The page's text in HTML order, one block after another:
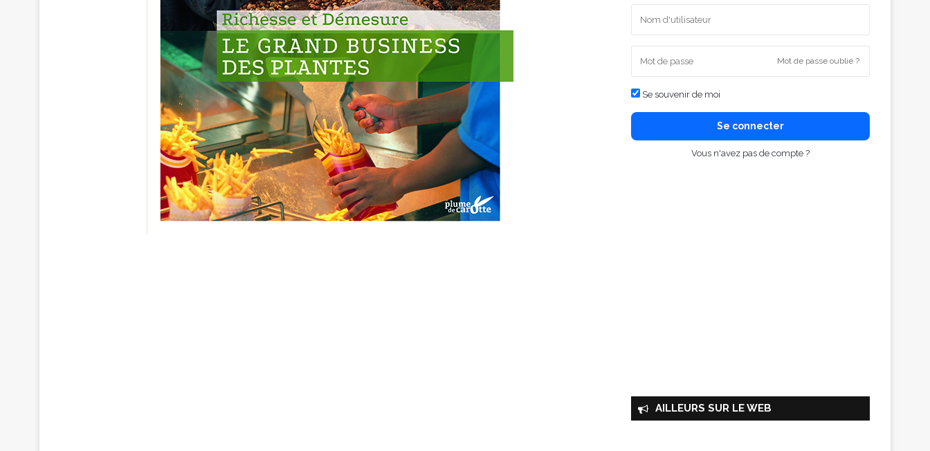
Mot de passe oublié ?
Se souvenir de moi
Se connecter
Vous n'avez pas de compte ?
AILLEURS SUR LE WEB